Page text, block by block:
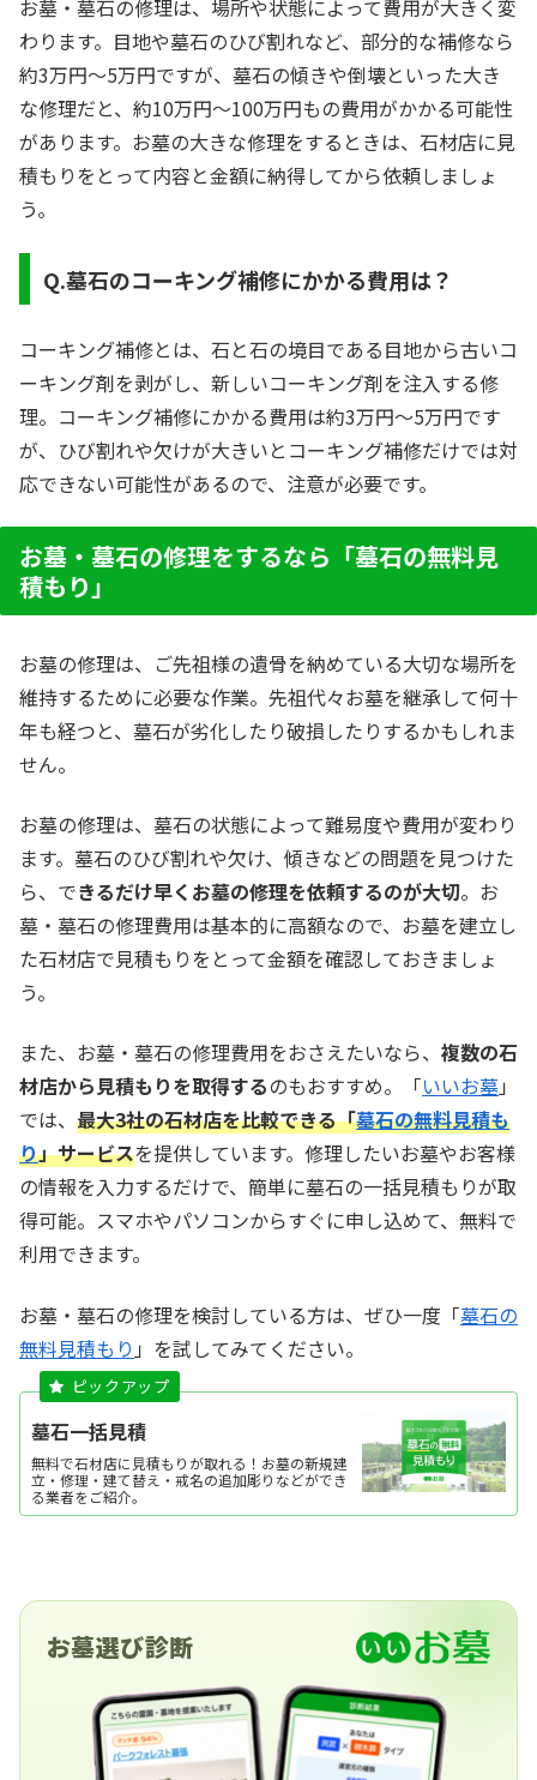
お墓・墓石の修理は、場所や状態によって費用が大きく変
わります。目地や墓石のひび割れなど、部分的な補修なら
約3万円～5万円ですが、墓石の傾きや倒壊といった大き
な修理だと、約10万円～100万円もの費用がかかる可能性
があります。お墓の大きな修理をするときは、石材店に見
積もりをとって内容と金額に納得してから依頼しましょ
う。
Q.墓石のコーキング補修にかかる費用は？
コーキング補修とは、石と石の境目である目地から古いコ
ーキング剤を剥がし、新しいコーキング剤を注入する修
理。コーキング補修にかかる費用は約3万円～5万円です
が、ひび割れや欠けが大きいとコーキング補修だけでは対
応できない可能性があるので、注意が必要です。
お墓・墓石の修理をするなら「墓石の無料見
積もり」
お墓の修理は、ご先祖様の遺骨を納めている大切な場所を
維持するために必要な作業。先祖代々お墓を継承して何十
年も経つと、墓石が劣化したり破損したりするかもしれま
せん。
お墓の修理は、墓石の状態によって難易度や費用が変わり
ます。墓石のひび割れや欠け、傾きなどの問題を見つけた
ら、できるだけ早くお墓の修理を依頼するのが大切。お
墓・墓石の修理費用は基本的に高額なので、お墓を建立し
た石材店で見積もりをとって金額を確認しておきましょ
う。
また、お墓・墓石の修理費用をおさえたいなら、 複数の石
材店から見積もりを取得するのもおすすめ。「いいお墓」
では、 最大3社の石材店を比較できる「墓石の無料見積も
り」サービスを提供しています。修理したいお墓やお客様
の情報を入力するだけで、簡単に墓石の一括見積もりが取
得可能。スマホやパソコンからすぐに申し込めて、無料で
利用できます。
お墓・墓石の修理を検討している方は、ぜひ一度「墓石の
無料見積もり 」を試してみてください。
墓石一括見積
無料で石材店に見積もりが取れる！お墓の新規建
立・修理・建て替え・戒名の追加彫りなどができ
る業者をご紹介。
お墓選び診断